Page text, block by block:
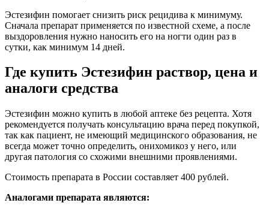
Эстезифин помогает снизить риск рецидива к минимуму.
Сначала препарат применяется по известной схеме, а после
выздоровления нужно наносить его на ногти один раз в
сутки, как минимум 14 дней.
Где купить Эстезифин раствор, цена и
аналоги средства
Эстезифин можно купить в любой аптеке без рецепта. Хотя
рекомендуется получать консультацию врача перед покупкой,
так как пациент, не имеющий медицинского образования, не
всегда может точно определить, онихомикоз у него, или
другая патология со схожими внешними проявлениями.
Стоимость препарата в России составляет 400 рублей.
Аналогами препарата являются: